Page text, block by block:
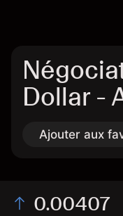
Dollar -
Ajouter aux
0.00407